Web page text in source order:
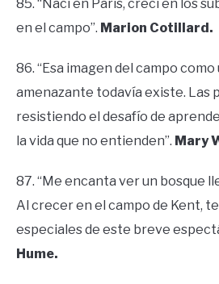
85. “Nací en París, crecí en los
en el campo”. Marion Cotillard.
86. “Esa imagen del campo como
amenazante todavía existe. Las
resistiendo el desafío de
la vida que no entienden”. Mary
87. “Me encanta ver un bosque
Al crecer en el campo de Kent,
especiales de este breve
Hume.